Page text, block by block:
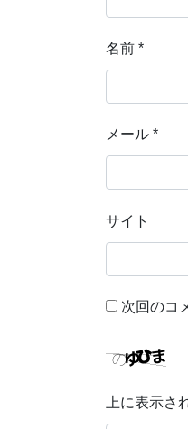
名前 *
メール *
サイト
次回のコ
上に表示さ